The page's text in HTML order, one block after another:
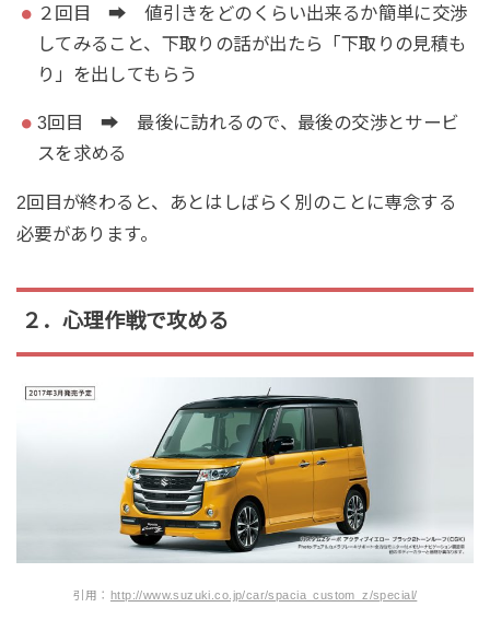
２回目 ➡ 値引きをどのくらい出来るか簡単に交渉
してみること、下取りの話が出たら「下取りの見積も
り」を出してもらう
3回目 ➡ 最後に訪れるので、最後の交渉とサービ
スを求める
2回目が終わると、あとはしばらく別のことに専念する
必要があります。
２．心理作戦で攻める
引用： http://www.suzuki.co.jp/car/spacia_custom_z/special/